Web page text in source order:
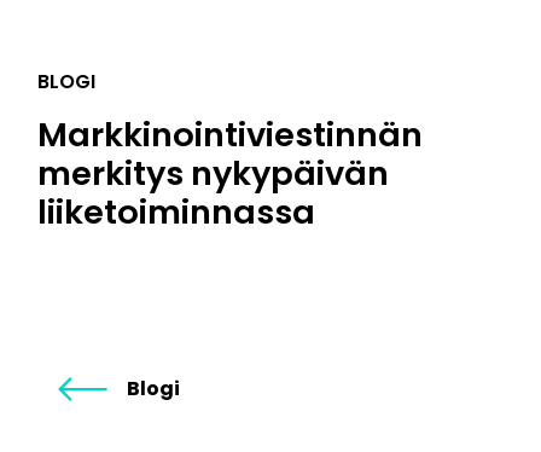
BLOGI
Markkinointiviestinnän
merkitys nykypäivän
liiketoiminnassa
Blogi